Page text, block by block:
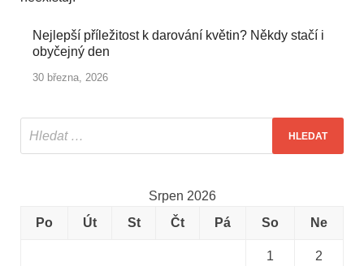
Nejlepší příležitost k darování květin? Někdy stačí i
obyčejný den
30 března, 2026
Srpen 2026
Po
Út St Čt Pá So Ne
1 2